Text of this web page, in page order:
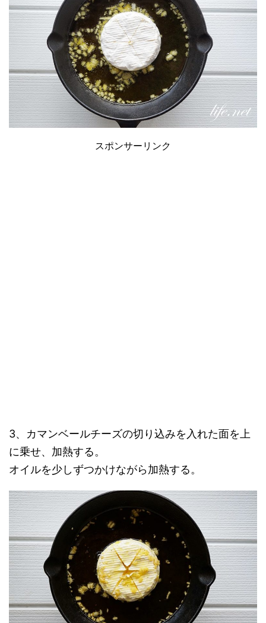
スポンサーリンク
3、カマンベールチーズの切り込みを入れた面を上
に乗せ、加熱する。
オイルを少しずつかけながら加熱する。